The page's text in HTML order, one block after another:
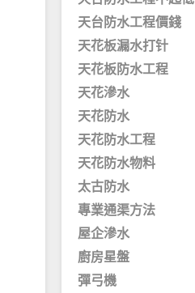
天台防水工程價錢
天花板漏水打针
天花板防水工程
天花滲水
天花防水
天花防水工程
天花防水物料
太古防水
專業通渠方法
屋企滲水
廚房星盤
彈弓機